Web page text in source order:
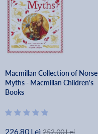
Macmillan Collection of Norse
Myths - Macmillan Children's
Books
226.80 Lei 252.00 Lei